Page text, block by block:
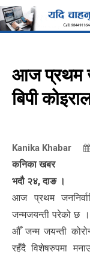
आज प्रथम
बिपी
Kanika Khabar
कनिका खबर
भदौ २४, दाङ ।
आज प्रथम
जन्मजयन्ती परेको छ
औँ जन्म जयन्ती
रहँदै विशेषरुपमा